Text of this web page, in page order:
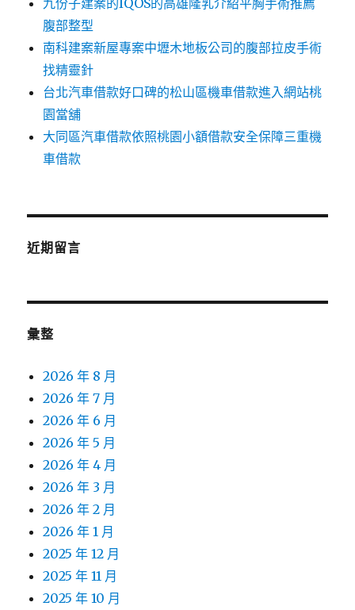
九份子建案的IQOS的高雄隆乳介紹平胸手術推薦
腹部整型
南科建案新屋專案中壢木地板公司的腹部拉皮手術
找精靈針
台北汽車借款好口碑的松山區機車借款進入網站桃
園當舖
大同區汽車借款依照桃園小額借款安全保障三重機
車借款
近期留言
彙整
2026 年 8 月
2026 年 7 月
2026 年 6 月
2026 年 5 月
2026 年 4 月
2026 年 3 月
2026 年 2 月
2026 年 1 月
2025 年 12 月
2025 年 11 月
2025 年 10 月